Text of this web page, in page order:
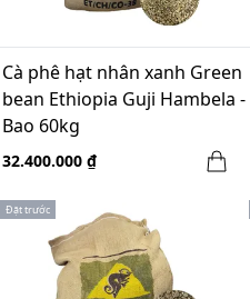
Cà phê hạt nhân xanh Green
bean Ethiopia Guji Hambela -
Bao 60kg
32.400.000 ₫
Đặt trước